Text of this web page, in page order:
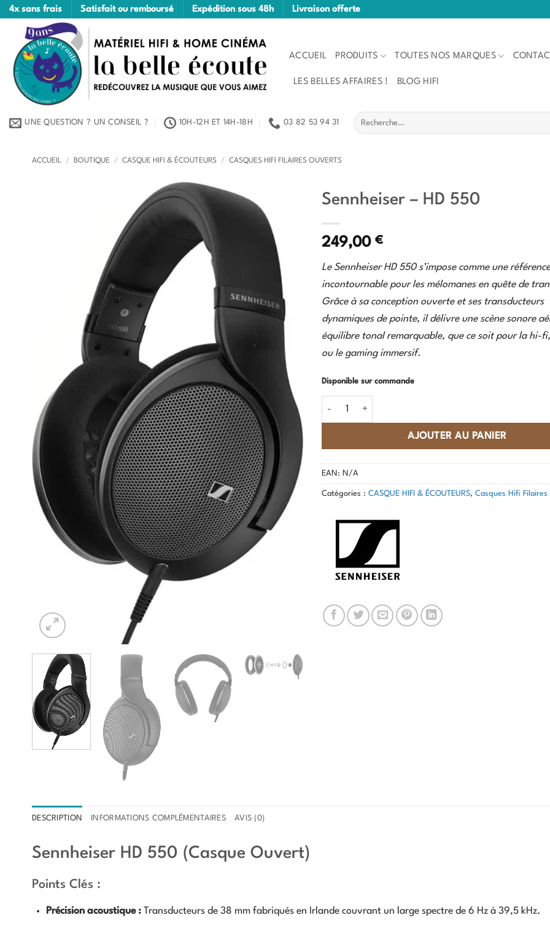
Passer
contenu
4x sans frais Satisfait ou remboursé Expédition sous 48h Livraison offerte
ACCUEIL PRODUITS TOUTES NOS MARQUES
LES BELLES AFFAIRES ! BLOG HIFI
UNE QUESTION ? UN CONSEIL ? 10H-12H ET 14H-18H 03 82 53 94 31
Recherche
pour :
ACCUEIL / BOUTIQUE / CASQUE HIFI & ÉCOUTEURS / CASQUES HIFI FILAIRES OUVERTS
Sennheiser – HD 550
249,00 €
Le Sennheiser HD 550 s’impose comme une référence
incontournable pour les mélomanes en quête de
Grâce à sa conception ouverte et ses transducteurs
dynamiques de pointe, il délivre une scène sonore
équilibre tonal remarquable, que ce soit pour la hi-
ou le gaming immersif.
Disponible sur commande
quantité de Sennheiser - HD 550
AJOUTER AU PANIER
EAN: N/A
Catégories : CASQUE HIFI & ÉCOUTEURS, Casques Hifi
DESCRIPTION INFORMATIONS COMPLÉMENTAIRES AVIS (0)
Sennheiser HD 550 (Casque Ouvert)
Points Clés :
Précision acoustique :Transducteurs de 38 mm fabriqués en Irlande couvrant un large spectre de 6 Hz à 39,5 kHz.